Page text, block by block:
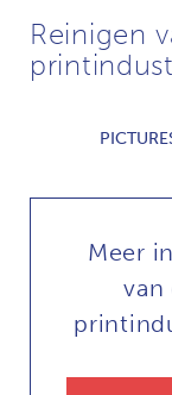
Reinigen
Meer
van